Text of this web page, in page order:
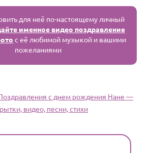
для неё по-настоящему личный
именное видео поздравление
с её любимой музыкой и вашими
пожеланиями
с днем рождения Нане —
видео, песни, стихи